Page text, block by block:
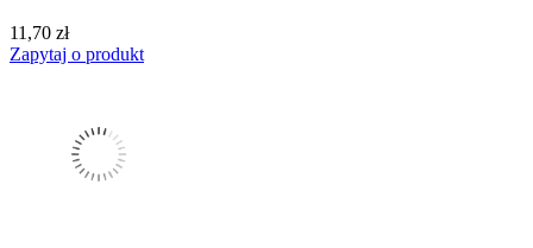
11,70 zł
Zapytaj o produkt